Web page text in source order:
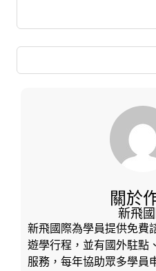
關於
新飛
新飛國際為學員提供免費
遊學行程，並有國外駐點
服務，每年協助眾多學員